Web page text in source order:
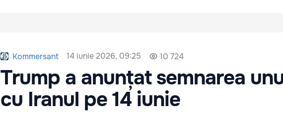
Kommersant 14 iunie 2026, 09:25 10 724
Trump a anunțat semnarea
cu Iranul pe 14 iunie